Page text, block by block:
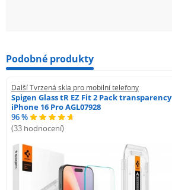
Podobné produkty
Další Tvrzená skla pro mobilní telefony
Spigen Glass tR EZ Fit 2 Pack transparency
iPhone 16 Pro AGL07928
96 %
(33 hodnocení)